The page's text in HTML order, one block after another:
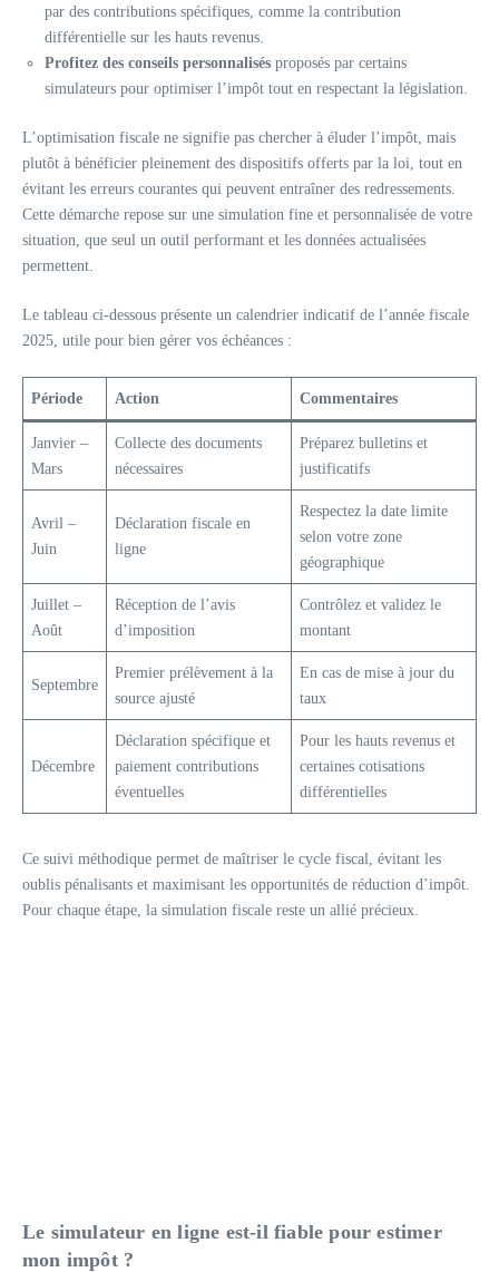
par des contributions spécifiques, comme la contribution
différentielle sur les hauts revenus.
Profitez des conseils personnalisés proposés par certains
simulateurs pour optimiser l’impôt tout en respectant la législation.
L’optimisation fiscale ne signifie pas chercher à éluder l’impôt, mais
plutôt à bénéficier pleinement des dispositifs offerts par la loi, tout en
évitant les erreurs courantes qui peuvent entraîner des redressements.
Cette démarche repose sur une simulation fine et personnalisée de votre
situation, que seul un outil performant et les données actualisées
permettent.
Le tableau ci-dessous présente un calendrier indicatif de l’année fiscale
2025, utile pour bien gérer vos échéances :
Période Action Commentaires
Janvier –
Mars
Collecte des documents
nécessaires
Préparez bulletins et
justificatifs
Avril –
Juin
Déclaration fiscale en
ligne
Respectez la date limite
selon votre zone
géographique
Juillet –
Août
Réception de l’avis
d’imposition
Contrôlez et validez le
montant
Septembre
Premier prélèvement à la
source ajusté
En cas de mise à jour du
taux
Décembre
Déclaration spécifique et
paiement contributions
éventuelles
Pour les hauts revenus et
certaines cotisations
différentielles
Ce suivi méthodique permet de maîtriser le cycle fiscal, évitant les
oublis pénalisants et maximisant les opportunités de réduction d’impôt.
Pour chaque étape, la simulation fiscale reste un allié précieux.
Le simulateur en ligne est-il fiable pour estimer
mon impôt ?